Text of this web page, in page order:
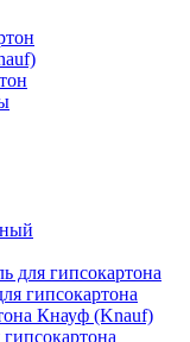
для гипсокартона
гипсокартона
Кнауф (Knauf)